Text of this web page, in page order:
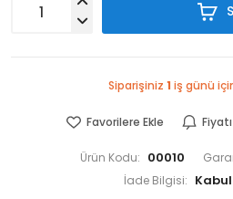
Siparişiniz 1 iş günü
Favorilere Ekle
Ürün Kodu: 00010
İade Bilgisi: